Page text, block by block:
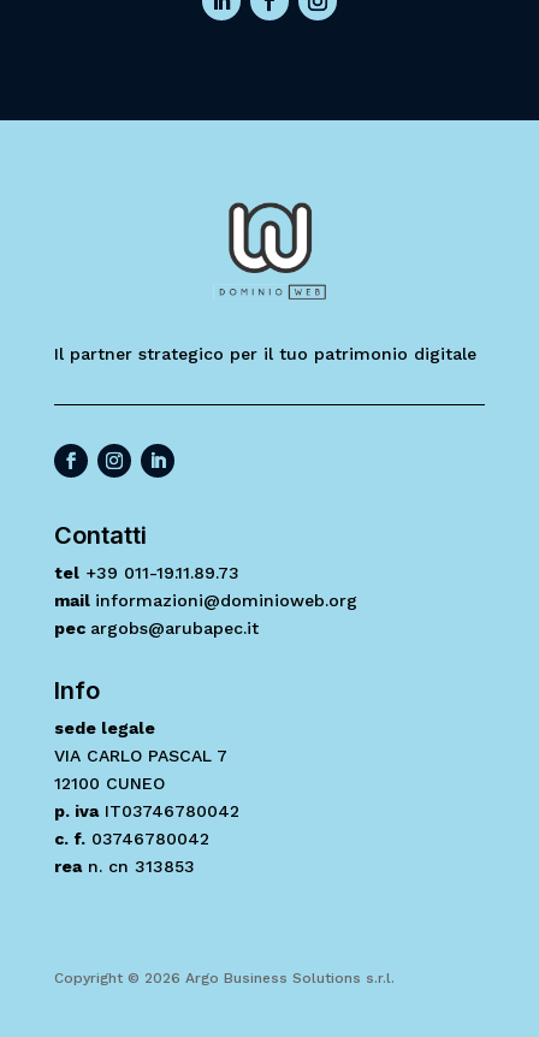
Il partner strategico per il tuo patrimonio digitale
Contatti
tel+39 011-19.11.89.73
mail informazioni@dominioweb.org
pec argobs@arubapec.it
Info
sede legale
VIA CARLO PASCAL 7
12100 CUNEO
p. ivaIT03746780042
c. f.03746780042
rean. cn 313853
Copyright © 2026 Argo Business Solutions s.r.l.